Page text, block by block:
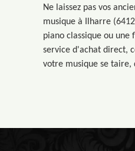
Ne laissez pas vos
musique à Ilharre
piano classique ou
service d'achat direct,
votre musique se taire,